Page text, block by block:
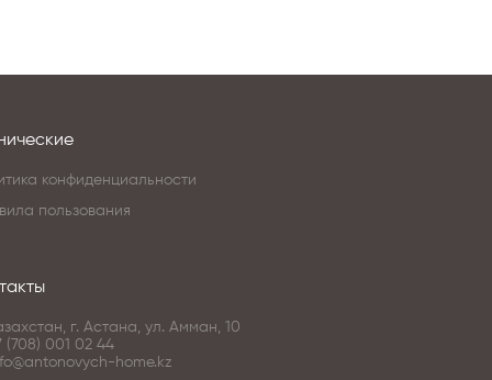
конфиденциальности
пользования
г. Астана, ул. Амман, 10
(708) 001 02 44
home.kz